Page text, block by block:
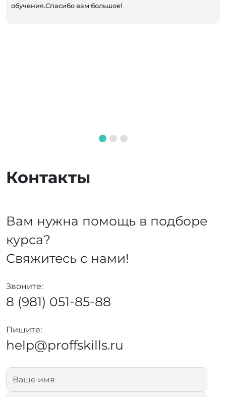
обучения.Спасибо вам большое!
Контакты
Вам нужна помощь в подборе
курса?
Свяжитесь с нами!
Звоните:
8 (981) 051-85-88
Пишите:
help@proffskills.ru